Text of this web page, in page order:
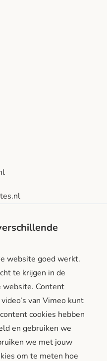
van:
website goed werkt.
te krijgen in de
website. Content
van Vimeo kunt
cookies hebben
en gebruiken we
we met jouw
om te meten hoe